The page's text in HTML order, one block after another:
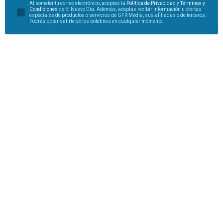
Al someter tu correo electrónico, aceptas la Política de Privacidad yTérminos y
Condiciones de El Nuevo Día. Además, aceptas recibir información u ofertas
especiales de productos o servicios de GFR Media, sus afiliadas o de terceros.
Podrás optar salirte de los boletines en cualquier momento.